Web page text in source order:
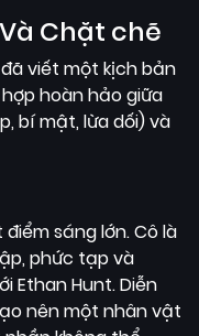
Chặt chẽ
viết một kịch bản
hoàn hảo giữa
bí mật, lừa dối) và
sáng lớn. Cô là
phức tạp và
Ethan Hunt. Diễn
nên một nhân vật